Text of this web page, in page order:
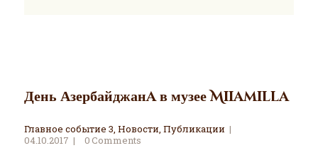
День Азербайджанa в музее Miiamilla
Главное событие 3, Новости, Публикации
04.10.2017
0Comments